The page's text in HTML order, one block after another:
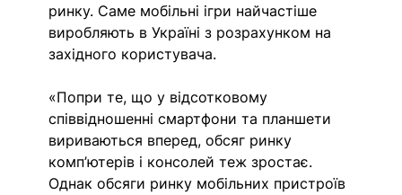
ринку. Саме мобільні ігри найчастіше
виробляють в Україні з розрахунком на
західного користувача.
«Попри те, що у відсотковому
співвідношенні смартфони та планшети
вириваються вперед, обсяг ринку
комп’ютерів і консолей теж зростає.
Однак обсяги ринку мобільних пристроїв